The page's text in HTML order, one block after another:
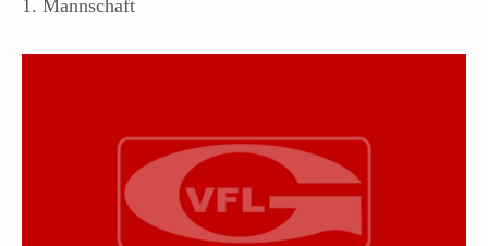
1. Mannschaft
Jessica Steiger (1992)
Eine Kurzbeschreibung folgt…
Mehr erfahen